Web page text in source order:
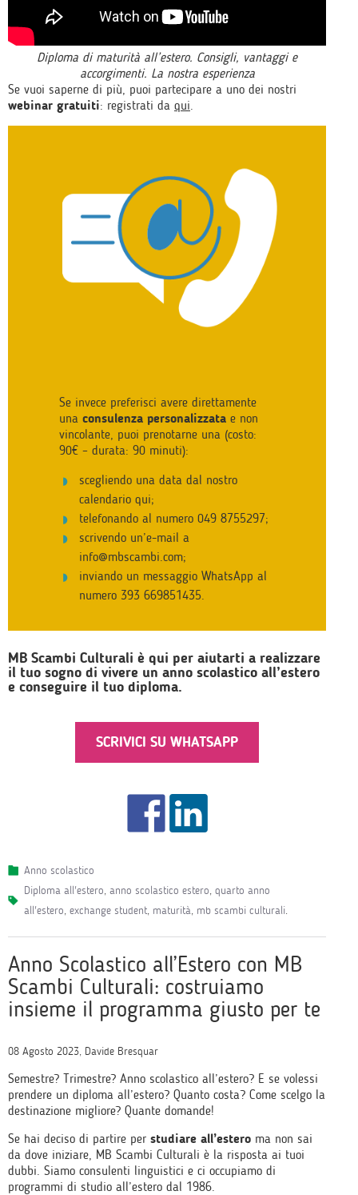
Diploma di maturità all’estero. Consigli, vantaggi e
accorgimenti. La nostra esperienza
Se vuoi saperne di più, puoi partecipare a uno dei nostri
webinar gratuiti: registrati da qui.
Se invece preferisci avere direttamente
una consulenza personalizzata e non
vincolante, puoi prenotarne una (costo:
90€ – durata: 90 minuti):
scegliendo una data dal nostro
calendario qui;
telefonando al numero 049 8755297;
scrivendo un’e-mail a
info@mbscambi.com;
inviando un messaggio WhatsApp al
numero 393 669851435.
MB Scambi Culturali è qui per aiutarti a realizzare
il tuo sogno di vivere un anno scolastico all’estero
e conseguire il tuo diploma.
SCRIVICI SU WHATSAPP
Anno scolastico
diploma all'estero, anno scolastico estero, quarto anno
all'estero, exchange student, maturità, mb scambi culturali.
Anno Scolastico all’Estero con MB
Scambi Culturali: costruiamo
insieme il programma giusto per te
08 Agosto 2023, Davide Bresquar
Semestre? Trimestre? Anno scolastico all’estero? E se volessi
prendere un diploma all’estero? Quanto costa? Come scelgo la
destinazione migliore? Quante domande!
Se hai deciso di partire per studiare all’estero ma non sai
da dove iniziare, MB Scambi Culturali è la risposta ai tuoi
dubbi. Siamo consulenti linguistici e ci occupiamo di
programmi di studio all’estero dal 1986.